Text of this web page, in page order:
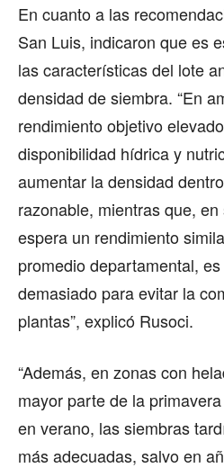
En cuanto a las
San Luis, indicaron que es
las características del lote
densidad de siembra. “En
rendimiento objetivo
disponibilidad hídrica y
aumentar la densidad
razonable, mientras que,
espera un rendimiento
promedio departamental,
demasiado para evitar la
plantas”, explicó Rusoci.
“Además, en zonas con
mayor parte de la
en verano, las siembras
más adecuadas, salvo en